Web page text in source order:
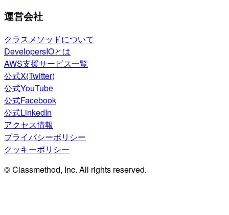
運営会社
クラスメソッドについて
DevelopersIOとは
AWS支援サービス一覧
公式X(Twitter)
公式YouTube
公式Facebook
公式LinkedIn
アクセス情報
プライバシーポリシー
クッキーポリシー
© Classmethod, Inc. All rights reserved.